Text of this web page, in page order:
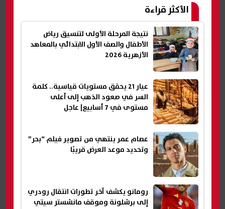
الأكثر قراءة
نتيجة المرحلة الأولى لتنسيق رياض
الأطفال والصف الأول الابتدائي بالمعاهد
الأزهرية 2026
عيار 21 يحقق مستويات قياسية.. كلمة
السر في صعود الذهب إلى أعلى
مستوى في 7 أسابيع| عاجل
عصام عمر ينتهي من تصوير فيلم “بحر”
وتحديد موعد العرض قريبًا
رومانو يكشف آخر تطورات انتقال رودري
إلى برشلونة وموقف مانشستر سيتي